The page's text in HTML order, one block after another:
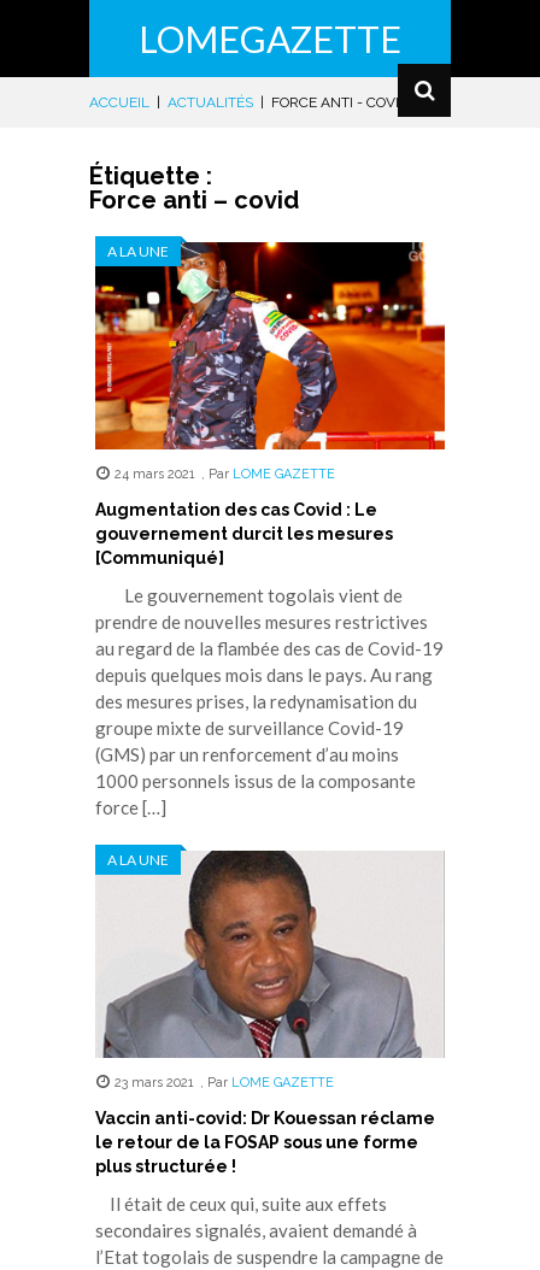
LOMEGAZETTE
ACCUEIL ACTUALITÉS FORCE ANTI - COVID
Étiquette :
Force anti – covid
A LA UNE
24 mars 2021 , Par LOME GAZETTE
Augmentation des cas Covid : Le
gouvernement durcit les mesures
[Communiqué]
Le gouvernement togolais vient de
prendre de nouvelles mesures restrictives
au regard de la flambée des cas de Covid-19
depuis quelques mois dans le pays. Au rang
des mesures prises, la redynamisation du
groupe mixte de surveillance Covid-19
(GMS) par un renforcement d’au moins
1000 personnels issus de la composante
force […]
A LA UNE
23 mars 2021 , Par LOME GAZETTE
Vaccin anti-covid: Dr Kouessan réclame
le retour de la FOSAP sous une forme
plus structurée !
Il était de ceux qui, suite aux effets
secondaires signalés, avaient demandé à
l’Etat togolais de suspendre la campagne de